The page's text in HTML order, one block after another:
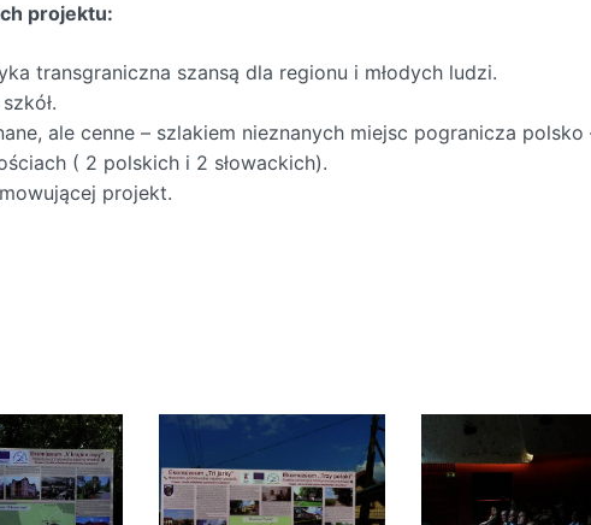
projektu:
transgraniczna szansą dla regionu i młodych ludzi.
ale cenne – szlakiem nieznanych miejsc pogranicza polsko
( 2 polskich i 2 słowackich).
projekt.